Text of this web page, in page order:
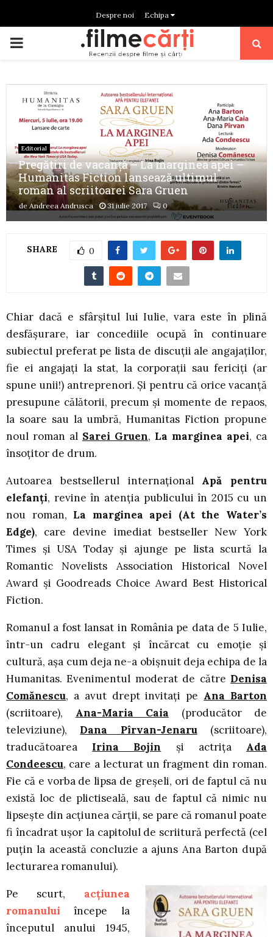
Despre noi Echipa
PRIMARY
Editorial
Pregătiri de vacanță – La marginea apei –
Humanitas Fiction lansează ultimul
roman al scriitoarei Sara Gruen
deAndreea Andrusca 31 iulie 2017 0
SHARE 0
Chiar dacă e sfârșitul lui Iulie, vara este în plină
desfășurare, iar concediile ocupă în continuare
subiectul preferat pe lista de discuții ale angajaților,
fie ei angajați la stat, la corporații sau fericiți (ar
spune unii!) antreprenori. Și pentru că orice vacanță
presupune călătorii, precum și momente de repaos,
la soare sau la umbră, Humanitas Fiction propune
noul roman al Sarei Gruen, La marginea apei, ca
însoțitor de drum.
Autoarea bestsellerul internațional Apă pentru
elefanți, revine în atenția publicului în 2015 cu un
nou roman, La marginea apei (At the Water’s
Edge), care devine imediat bestseller New York
Times și USA Today și ajunge pe lista scurtă la
Romantic Novelists Association Historical Novel
Award și Goodreads Choice Award Best Historical
Fiction.
Romanul a fost lansat in România pe data de 5 Iulie,
într-un cadru elegant și încărcat cu emoție și
cultură, așa cum deja ne-a obișnuit deja echipa de la
Humanitas. Evenimentul moderat de către Denisa
Comănescu, a avut drept invitați pe Ana Barton
(scriitoare), Ana-Maria Caia (producător de
televiziune), Dana Pîrvan-Jenaru(scriitoare),
traducătoarea Irina Bojin și actrița Ada
Condeescu, care a lecturat un fragment din roman.
Fie că e vorba de lipsa de greșeli, ori de faptul că nu
există loc de plictiseală, sau de faptul că nimic nu
lipsește din acțiunea cărții, se pare că romanul poate
fi încadrat ușor la capitolul de scriitură perfectă (cel
puțin la această concluzie a ajuns Ana Barton după
lecturarea romanului).
Pe scurt, acțiunea
romanului începe la
începutul anului 1945,